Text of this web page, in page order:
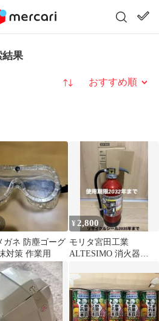
結果
並び替え
ガネ 防塵ゴーグ
対策 作業用
¥ 2,800
モリタ宮田工業
ALTESIMO 消火器